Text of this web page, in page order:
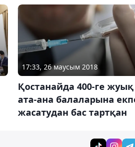
17:33, 26 маусым 2018
Қостанайда 400-ге жуық
ата-ана балаларына
жасатудан бас тартқан